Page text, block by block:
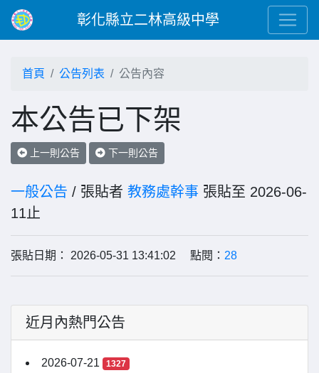
彰化縣立二林高級中學
首頁 公告列表 公告內容
本公告已下架
上一則公告 下一則公告
一般公告 / 張貼者 教務處幹事 張貼至 2026-06-
11止
張貼日期： 2026-05-31 13:41:02 點閱： 28
近月內熱門公告
2026-07-21 1327